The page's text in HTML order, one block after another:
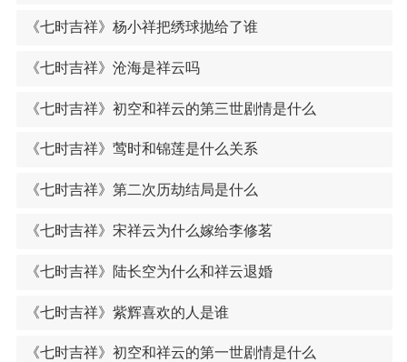
《七时吉祥》杨小祥把绣球抛给了谁
《七时吉祥》沧海是祥云吗
《七时吉祥》初空和祥云的第三世剧情是什么
《七时吉祥》莺时和锦莲是什么关系
《七时吉祥》第二次历劫结局是什么
《七时吉祥》宋祥云为什么嫁给李修茗
《七时吉祥》陆长空为什么和祥云退婚
《七时吉祥》紫辉喜欢的人是谁
《七时吉祥》初空和祥云的第一世剧情是什么